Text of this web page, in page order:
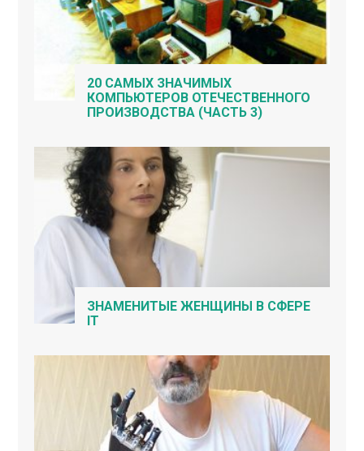
20 САМЫХ ЗНАЧИМЫХ
КОМПЬЮТЕРОВ ОТЕЧЕСТВЕННОГО
ПРОИЗВОДСТВА (ЧАСТЬ 3)
ЗНАМЕНИТЫЕ ЖЕНЩИНЫ В СФЕРЕ
IT